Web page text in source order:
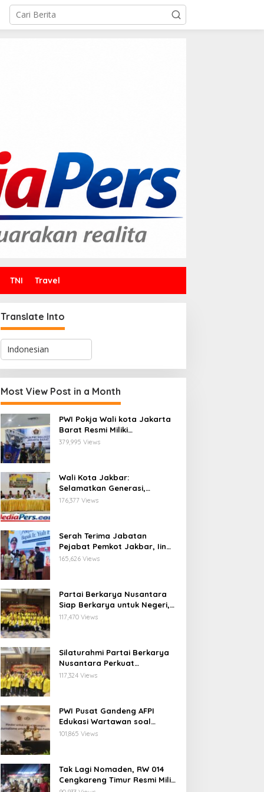
TNI Travel
Translate Into
Most View Post in a Month
PWI Pokja Wali kota Jakarta
Barat Resmi Miliki
Kepengurusan dan
Sarat Makna
379,995 Views
Wali Kota Jakbar:
Selamatkan Generasi,
Hentikan Bullying dan
176,377 Views
Serah Terima Jabatan
Pejabat Pemkot Jakbar, Iin
Mutmainnah: Mutasi Adalah
165,626 Views
Partai Berkarya Nusantara
Siap Berkarya untuk Negeri,
Kawal Program Prabowo dan
117,470 Views
Silaturahmi Partai Berkarya
Nusantara Perkuat
Konsolidasi Organisasi dan
117,324 Views
PWI Pusat Gandeng AFPI
Edukasi Wartawan soal
Pindar dan Perlindungan
101,865 Views
Tak Lagi Nomaden, RW 014
Cengkareng Timur Resmi Miliki